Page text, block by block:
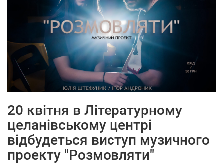
20 квітня в Літературному
целанівському центрі
відбудеться виступ музичного
проекту "Розмовляти"